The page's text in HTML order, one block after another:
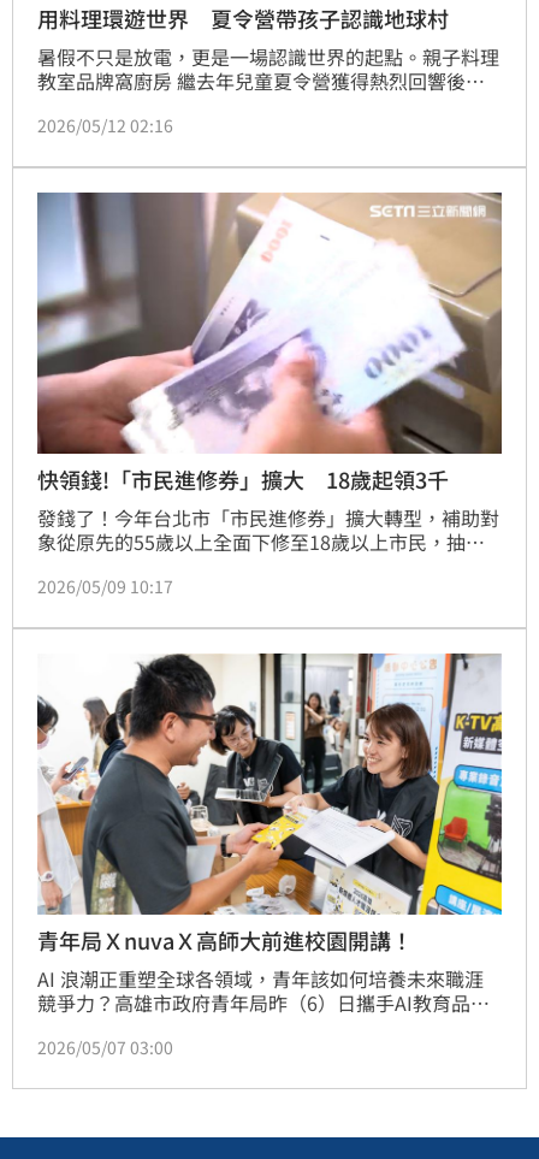
用料理環遊世界 夏令營帶孩子認識地球村
暑假不只是放電，更是一場認識世界的起點。親子料理
教室品牌窩廚房 繼去年兒童夏令營獲得熱烈回響後，
慶」為主題，結合料理實作、異國文化、手作創意與
開一場「用料理環遊世界」的學習旅程。
2026/05/12 02:16
快領錢!「市民進修券」擴大 18歲起領3千
發錢了！今年台北市「市民進修券」擴大轉型，補助對
象從原先的55歲以上全面下修至18歲以上市民，抽籤
2,000元學分費，舊生則為1,000元；具低收入戶或中低
分費。
2026/05/09 10:17
青年局ＸnuvaＸ高師大前進校園開講！
AI 浪潮正重塑全球各領域，青年該如何培養未來職涯
競爭力？高雄市政府青年局昨（6）日攜手AI教育品牌
校園祭」。青年局長林楷軒與「nuva」創辦人林上
入解析AI時代應具備的判斷力，並剖析AI對職場發展的
2026/05/07 03:00